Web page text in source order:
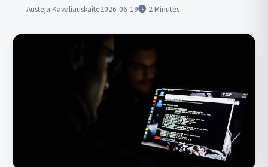
Austėja Kavaliauskaitė2026-06-19 2Minutės